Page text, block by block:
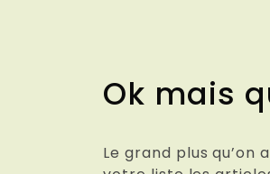
Ok mais
Le grand plus